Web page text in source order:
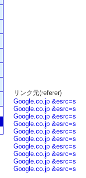
リンク元(referer)
Google.co.jp &esrc=s
Google.co.jp &esrc=s
Google.co.jp &esrc=s
Google.co.jp &esrc=s
Google.co.jp &esrc=s
Google.co.jp &esrc=s
Google.co.jp &esrc=s
Google.co.jp &esrc=s
Google.co.jp &esrc=s
Google.co.jp &esrc=s